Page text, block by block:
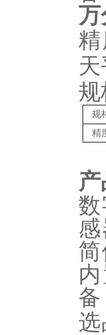
万
规
精